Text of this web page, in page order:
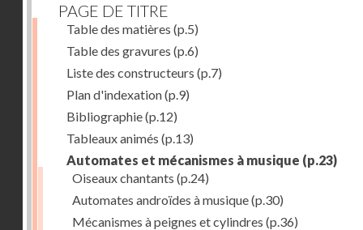
PAGE DE TITRE
Table des matières (p.5)
Table des gravures (p.6)
Liste des constructeurs (p.7)
Plan d'indexation(p.9)
Bibliographie(p.12)
Tableaux animés (p.13)
Automates et mécanismes à musique (p.23)
Oiseaux chantants (p.24)
Automates androïdes à musique(p.30)
Mécanismes à peignes et cylindres (p.36)